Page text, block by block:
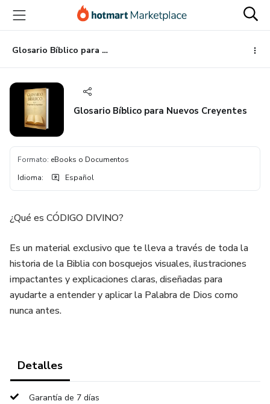
principal
página
de
página
Glosario Bíblico para Nuevos Creyentes
Glosario Bíblico para Nuevos Creyentes
Formato: eBooks o Documentos
Idioma: Español
¿Qué es CÓDIGO DIVINO?
Es un material exclusivo que te lleva a través de toda la
historia de la Biblia con bosquejos visuales, ilustraciones
impactantes y explicaciones claras, diseñadas para
ayudarte a entender y aplicar la Palabra de Dios como
nunca antes.
Detalles
Garantía de 7 días